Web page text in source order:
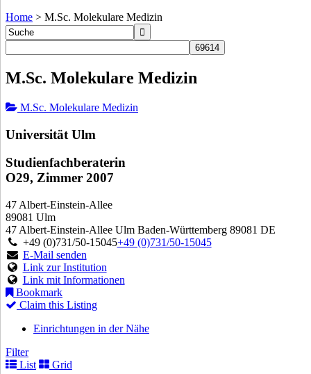
Home > M.Sc. Molekulare Medizin
M.Sc. Molekulare Medizin
M.Sc. Molekulare Medizin
Universität Ulm
Studienfachberaterin
O29, Zimmer 2007
47 Albert-Einstein-Allee
89081 Ulm
47 Albert-Einstein-Allee Ulm Baden-Württemberg 89081 DE
+49 (0)731/50-15045+49 (0)731/50-15045
E-Mail senden
Link zur Institution
Link mit Informationen
Bookmark
Claim this Listing
Einrichtungen in der Nähe
Filter
List
Grid